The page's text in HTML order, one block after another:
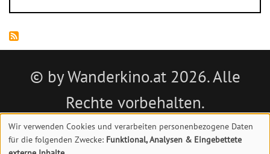
© by Wanderkino.at 2026. Alle
Rechte vorbehalten.
Impressum|Datenschutz|Kontakt
Wir verwenden Cookies und verarbeiten personenbezogene Daten
für die folgenden Zwecke: Funktional, Analysen & Eingebettete